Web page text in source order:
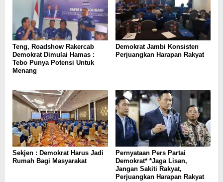
Teng, Roadshow Rakercab
Demokrat Dimulai Hamas :
Tebo Punya Potensi Untuk
Menang
Demokrat Jambi Konsisten
Perjuangkan Harapan Rakyat
Sekjen : Demokrat Harus Jadi
Rumah Bagi Masyarakat
Pernyataan Pers Partai
Demokrat* *Jaga Lisan,
Jangan Sakiti Rakyat,
Perjuangkan Harapan Rakyat